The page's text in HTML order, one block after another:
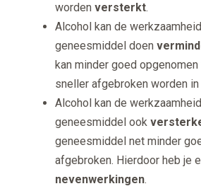
worden versterkt.
Alcohol kan de
geneesmiddel doen
kan minder goed
sneller afgebroken worden in
Alcohol kan de
geneesmiddel ook
geneesmiddel net minder
afgebroken. Hierdoor heb je
nevenwerkingen.